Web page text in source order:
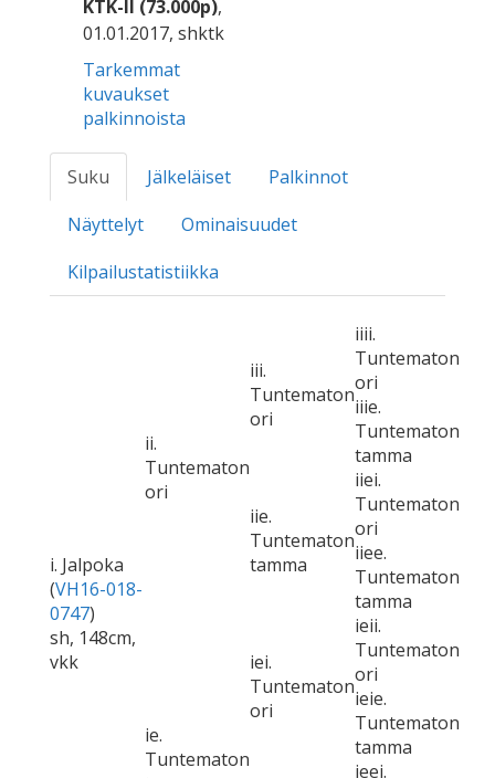
KTK-II (73.000p),
01.01.2017, shktk
Tarkemmat
kuvaukset
palkinnoista
Suku Jälkeläiset
Palkinnot
Näyttelyt
Ominaisuudet
Kilpailustatistiikka
i. Jalpoka
(VH16-018-
0747)
sh, 148cm,
vkk
ii.
Tuntematon
ori
iii.
Tuntematon
ori
iiii.
Tuntematon
ori
iiie.
Tuntematon
tamma
iie.
Tuntematon
tamma
iiei.
Tuntematon
ori
iiee.
Tuntematon
tamma
ie.
Tuntematon
iei.
Tuntematon
ori
ieii.
Tuntematon
ori
ieie.
Tuntematon
tamma
ieei.